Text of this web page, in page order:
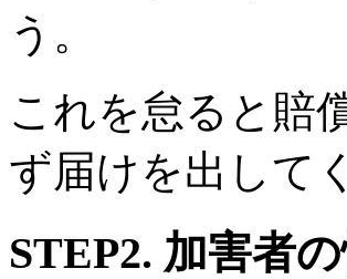
う。
これを怠ると賠
ず届けを出して
STEP2. 加害者